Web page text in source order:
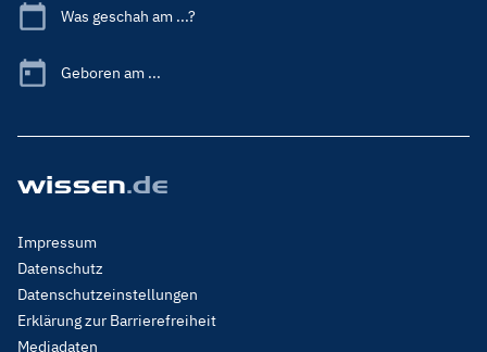
Was geschah am ...?
Geboren am ...
Footer
Menu
Legal
Impressum
Datenschutz
Datenschutzeinstellungen
Erklärung zur Barrierefreiheit
Mediadaten